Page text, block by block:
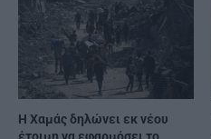
Η Χαμάς δηλώνει εκ νέου